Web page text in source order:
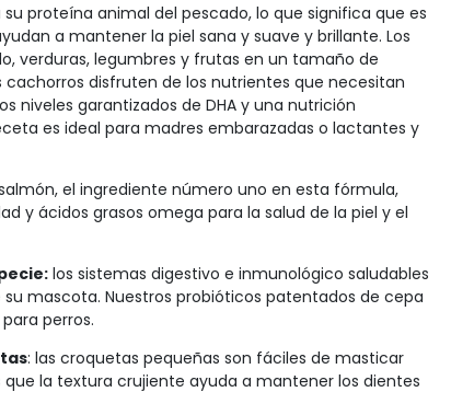
proteína animal del pescado, lo que significa que es
a mantener la piel sana y suave y brillante. Los
verduras, legumbres y frutas en un tamaño de
disfruten de los nutrientes que necesitan
niveles garantizados de DHA y una nutrición
es ideal para madres embarazadas o lactantes y
el ingrediente número uno en esta fórmula,
y ácidos grasos omega para la salud de la piel y el
los sistemas digestivo e inmunológico saludables
mascota. Nuestros probióticos patentados de cepa
perros.
: las croquetas pequeñas son fáciles de masticar
la textura crujiente ayuda a mantener los dientes